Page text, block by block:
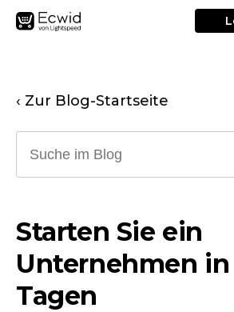
‹ Zur Blog-Startseite
Starten Sie ein
Unternehmen in
Tagen